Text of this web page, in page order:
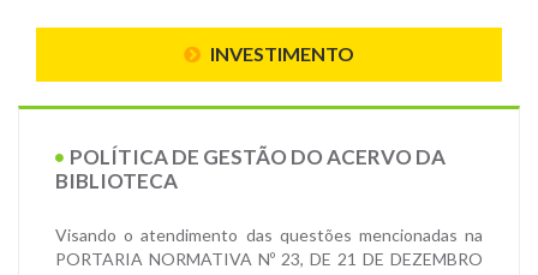
INVESTIMENTO
POLÍTICA DE GESTÃO DO ACERVO DA
BIBLIOTECA
Visando o atendimento das questões mencionadas na
PORTARIA NORMATIVA Nº 23, DE 21 DE DEZEMBRO